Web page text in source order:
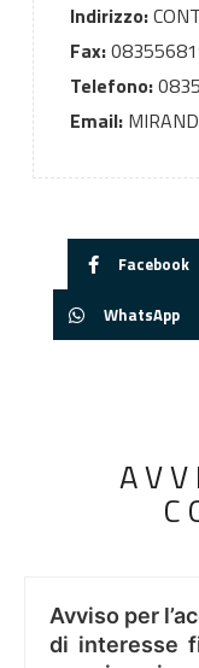
Indirizzo:
Fax:
Telefono:
Email:
Facebook
WhatsApp
Avviso per
di interesse